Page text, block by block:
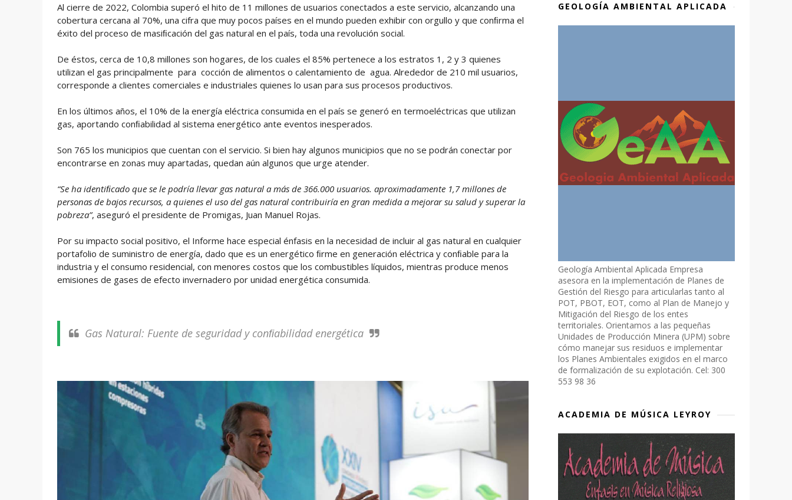
Al cierre de 2022, Colombia superó el hito de 11 millones de usuarios conectados a este servicio, alcanzando una
cobertura cercana al 70%, una cifra que muy pocos países en el mundo pueden exhibir con orgullo y que conﬁrma el
éxito del proceso de masiﬁcación del gas natural en el país, toda una revolución social.
De éstos, cerca de 10,8 millones son hogares, de los cuales el 85% pertenece a los estratos 1, 2 y 3 quienes
utilizan el gas principalmente para cocción de alimentos o calentamiento de agua. Alrededor de 210 mil usuarios,
corresponde a clientes comerciales e industriales quienes lo usan para sus procesos productivos.
En los últimos años, el 10% de la energía eléctrica consumida en el país se generó en termoeléctricas que utilizan
gas, aportando conﬁabilidad al sistema energético ante eventos inesperados.
Son 765 los municipios que cuentan con el servicio. Si bien hay algunos municipios que no se podrán conectar por
encontrarse en zonas muy apartadas, quedan aún algunos que urge atender.
“Se ha identiﬁcado que se le podría llevar gas natural a más de 366.000 usuarios. aproximadamente 1,7 millones de
personas de bajos recursos, a quienes el uso del gas natural contribuiría en gran medida a mejorar su salud y superar la
pobreza”, aseguró el presidente de Promigas, Juan Manuel Rojas.
Por su impacto social positivo, el Informe hace especial énfasis en la necesidad de incluir al gas natural en cualquier
portafolio de suministro de energía, dado que es un energético ﬁrme en generación eléctrica y conﬁable para la
industria y el consumo residencial, con menores costos que los combustibles líquidos, mientras produce menos
emisiones de gases de efecto invernadero por unidad energética consumida.
Gas Natural: Fuente de seguridad y conﬁabilidad energética
GEOLOGÍA AMBIENTAL APLICADA
Geología Ambiental Aplicada Empresa
asesora en la implementación de Planes de
Gestión del Riesgo para articularlas tanto al
POT, PBOT, EOT, como al Plan de Manejo y
Mitigación del Riesgo de los entes
territoriales. Orientamos a las pequeñas
Unidades de Producción Minera (UPM) sobre
cómo manejar sus residuos e implementar
los Planes Ambientales exigidos en el marco
de formalización de su explotación. Cel: 300
553 98 36
ACADEMIA DE MÚSICA LEYROY